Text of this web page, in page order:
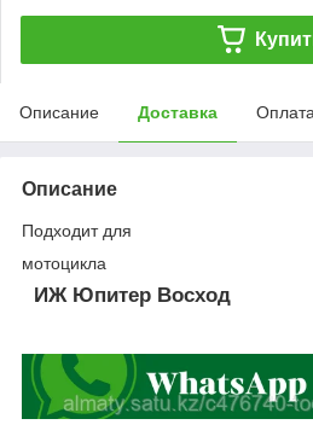
Описание Доставка Оплата
Описание
Подходит для
мотоцикла
ИЖ Юпитер Восход